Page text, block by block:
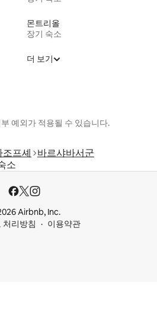
몬트리올
장기 숙소
더 보기
예외가 적용될 수 있습니다.
조프셰
바르샤바서군
소
Airbnb, Inc.
처리방침
이용약관